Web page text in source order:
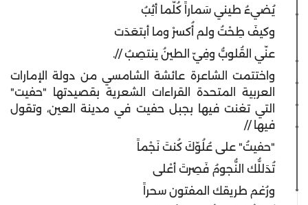
يُضيءُ طيني سَماراً كُلّما أثِبُ
وكيفَ طِحْتُ ولم أُكسرْ وما أبتعَدَت
عنّي القُلوبُّ وفِيّ الطينُ ينتصِبُ //.
واختتمت الشاعرة عائشة الشامسي من دولة الإمارات
العربية المتحدة القراءات الشعرية بقصيدتها "حفيت"
التي تغنت فيها بجبل حفيت في مدينة العين، وتقول
فيها //
"حفيتُ" على عُلُوّكَ كُنتَ نَجْماً
تُدَللُّك النُّجومُ فَصِرتَ أعْلى
ورُغم طريقك المفتون سحراً